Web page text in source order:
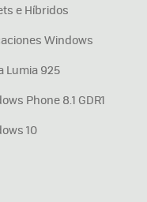
e Híbridos
Windows
Lumia 925
Phone 8.1 GDR1
10